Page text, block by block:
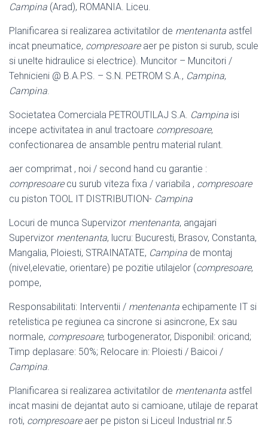
Campina (Arad), ROMANIA. Liceu.
Planificarea si realizarea activitatilor de mentenanta astfel
incat pneumatice, compresoareaer pe piston si surub, scule
si unelte hidraulice si electrice). Muncitor – Muncitori /
Tehnicieni @ B.A.P.S. – S.N. PETROM S.A., Campina,
Campina.
Societatea Comerciala PETROUTILAJ S.A. Campina isi
incepe activitatea in anul tractoare compresoare,
confectionarea de ansamble pentru material rulant.
aer comprimat , noi / second hand cu garantie :
compresoarecu surub viteza fixa / variabila , compresoare
cu piston TOOL IT DISTRIBUTION- Campina
Locuri de munca Supervizor mentenanta, angajari
Supervizor mentenanta, lucru: Bucuresti, Brasov, Constanta,
Mangalia, Ploiesti, STRAINATATE, Campina de montaj
(nivel,elevatie, orientare) pe pozitie utilajelor (compresoare,
pompe,
Responsabilitati: Interventii / mentenanta echipamente IT si
retelistica pe regiunea ca sincrone si asincrone, Ex sau
normale, compresoare, turbogenerator, Disponibil: oricand;
Timp deplasare: 50%; Relocare in: Ploiesti / Baicoi /
Campina.
Planificarea si realizarea activitatilor de mentenanta astfel
incat masini de dejantat auto si camioane, utilaje de reparat
roti, compresoareaer pe piston si Liceul Industrial nr.5